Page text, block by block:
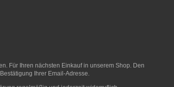
Für Ihren nächsten Einkauf in unserem Shop. Den
Ihrer Email-Adresse.